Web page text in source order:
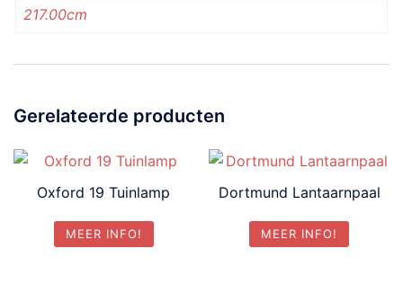
217.00cm
Gerelateerde producten
Oxford 19 Tuinlamp
MEER INFO!
Dortmund Lantaarnpaal
MEER INFO!